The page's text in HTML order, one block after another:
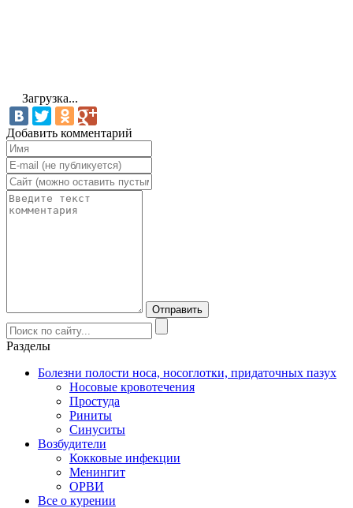
Загрузка...
Добавить комментарий
Разделы
Болезни полости носа, носоглотки, придаточных пазух
Носовые кровотечения
Простуда
Риниты
Синуситы
Возбудители
Кокковые инфекции
Менингит
ОРВИ
Все о курении